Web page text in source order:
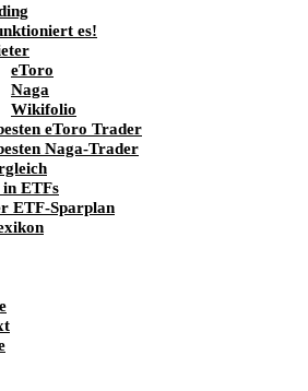
es!
eToro
Naga
Wikifolio
eToro Trader
Naga-Trader
ETFs
ETF-Sparplan